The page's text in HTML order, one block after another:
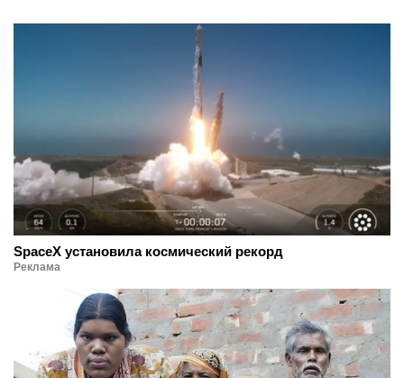
SpaceX установила космический рекорд
Реклама